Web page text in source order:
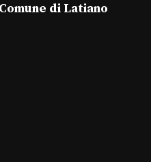
di Latiano